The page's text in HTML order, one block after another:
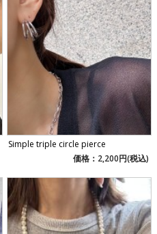
Simple triple circle pierce
価格：2,200円(税込)